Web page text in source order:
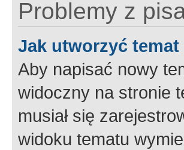
Problemy z
Jak utworzyć
Aby napisać nowy
widoczny na stronie
musiał się
widoku tematu